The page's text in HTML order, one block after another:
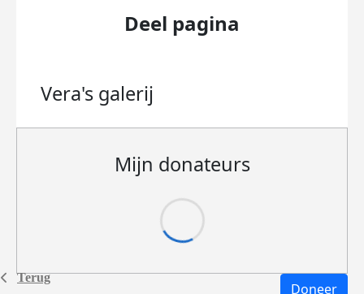
Terug
Deel pagina
Vera's galerij
Mijn donateurs
Doneer